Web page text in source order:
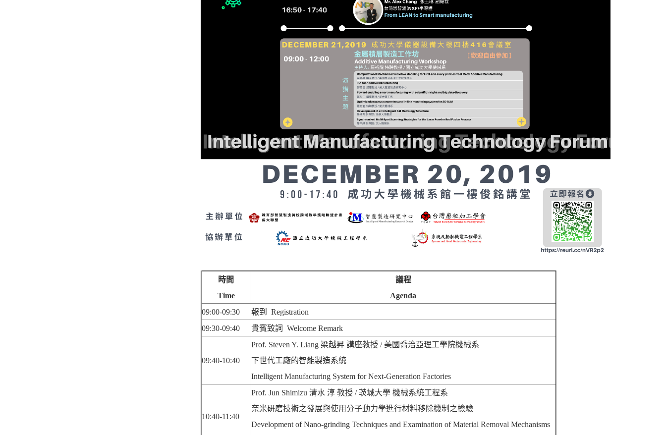
時間
Time
議程
Agenda
09:00-09:30
報到
Registration
09:30-09:40
貴賓致詞 Welcome Remark
09:40-10:40
Prof. Steven Y. Liang 梁越昇 講座教授 / 美國喬治亞理工學院機械系
下世代工廠的智能製造系統
Intelligent Manufacturing System for Next-Generation Factories
10:40-11:40
Prof. Jun Shimizu 清水 淳 教授 / 茨城大學 機械系統工程系
奈米硏磨技術之發展與使用分子動力學進行材料移除機制之檢驗
Development of Nano-grinding Techniques and Examination of Material Removal Mechanisms